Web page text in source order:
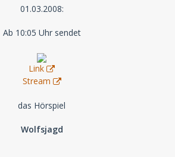
01.03.2008:
Ab 10:05 Uhr sendet
Link
Stream
das Hörspiel
Wolfsjagd